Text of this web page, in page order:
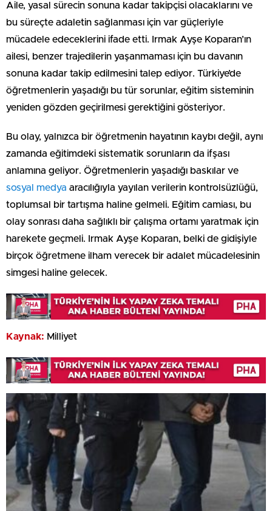
Aile, yasal sürecin sonuna kadar takipçisi olacaklarını ve
bu süreçte adaletin sağlanması için var güçleriyle
mücadele edeceklerini ifade etti. Irmak Ayşe Koparan’ın
ailesi, benzer trajedilerin yaşanmaması için bu davanın
sonuna kadar takip edilmesini talep ediyor. Türkiye’de
öğretmenlerin yaşadığı bu tür sorunlar, eğitim sisteminin
yeniden gözden geçirilmesi gerektiğini gösteriyor.
Bu olay, yalnızca bir öğretmenin hayatının kaybı değil, aynı
zamanda eğitimdeki sistematik sorunların da ifşası
anlamına geliyor. Öğretmenlerin yaşadığı baskılar ve
sosyal medya aracılığıyla yayılan verilerin kontrolsüzlüğü,
toplumsal bir tartışma haline gelmeli. Eğitim camiası, bu
olay sonrası daha sağlıklı bir çalışma ortamı yaratmak için
harekete geçmeli. Irmak Ayşe Koparan, belki de gidişiyle
birçok öğretmene ilham verecek bir adalet mücadelesinin
simgesi haline gelecek.
Kaynak: Milliyet